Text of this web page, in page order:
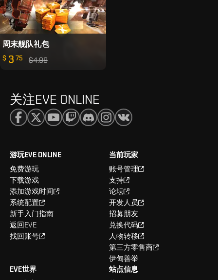
周末舰队礼包
$ 3 75 $4.98
关注EVE ONLINE
游玩EVE ONLINE
免费游玩
下载游戏
添加游戏时间
系统配置
新手入门指南
返回EVE
找回账号
当前玩家
账号管理
支持
论坛
开发人员
招募朋友
兑换代码
人物转移
第三方零售商
伊甸善举
EVE世界 站点信息